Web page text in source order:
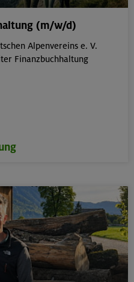
(m/w/d)
Alpenvereins e. V.
Finanzbuchhaltung